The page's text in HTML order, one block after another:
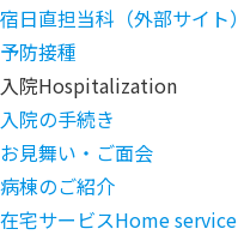
宿日直担当科（外部サイト）
予防接種
入院Hospitalization
入院の手続き
お見舞い・ご面会
病棟のご紹介
在宅サービスHome service